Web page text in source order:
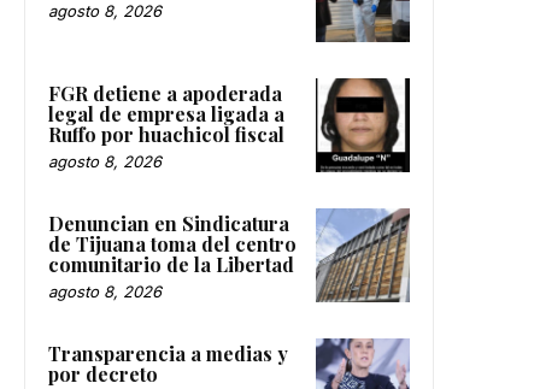
agosto 8, 2026
FGR detiene a apoderada
legal de empresa ligada a
Ruffo por huachicol fiscal
agosto 8, 2026
Denuncian en Sindicatura
de Tijuana toma del centro
comunitario de la Libertad
agosto 8, 2026
Transparencia a medias y
por decreto